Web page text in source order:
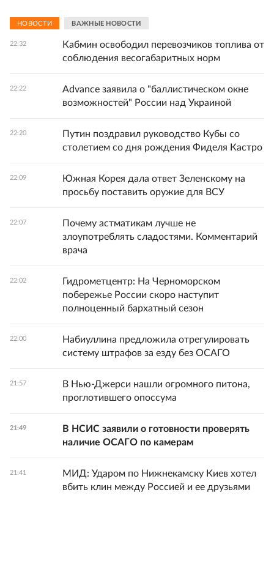
НОВОСТИ ВАЖНЫЕ НОВОСТИ
22:32
Кабмин освободил перевозчиков топлива от
соблюдения весогабаритных норм
22:22
Advance заявила о "баллистическом окне
возможностей" России над Украиной
22:20
Путин поздравил руководство Кубы со
столетием со дня рождения Фиделя Кастро
22:09
Южная Корея дала ответ Зеленскому на
просьбу поставить оружие для ВСУ
22:07
Почему астматикам лучше не
злоупотреблять сладостями. Комментарий
врача
22:02
Гидрометцентр: На Черноморском
побережье России скоро наступит
полноценный бархатный сезон
22:00
Набиуллина предложила отрегулировать
систему штрафов за езду без ОСАГО
21:57
В Нью-Джерси нашли огромного питона,
проглотившего опоссума
21:49
В НСИС заявили о готовности проверять
наличие ОСАГО по камерам
21:41
МИД: Ударом по Нижнекамску Киев хотел
вбить клин между Россией и ее друзьями